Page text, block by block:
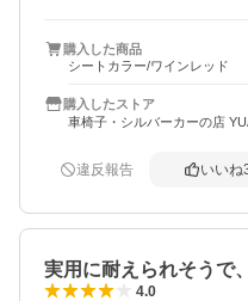
出中ずっと乗っていました
本人曰く、乗り心地が悪
いたそうで、乗り心地が
うです（笑）。
ます。
る人が前に飛び出しそう
外では室内と違って、押
通の手袋では滑ってしま
購入した商品
シートカラー/ワインレッド
購入したストア
車椅子・シルバーカーの店
違反報告 いいね
実用に耐えられそうで
4.0